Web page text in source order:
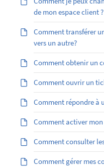
de mon espace client ?
Comment transférer
vers un autre?
Comment obtenir un
Comment ouvrir un
Comment répondre à
Comment activer
Comment consulter
Comment gérer mes